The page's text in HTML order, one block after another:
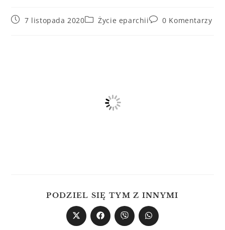
7 listopada 2020 Życie eparchii 0 Komentarzy
PODZIEL SIĘ TYM Z INNYMI